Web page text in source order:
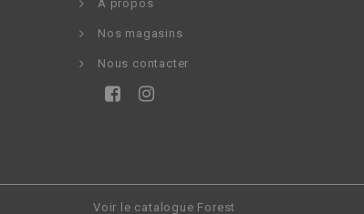
À propos
Nos magasins
Nous contacter
Voir le catalogue Forest